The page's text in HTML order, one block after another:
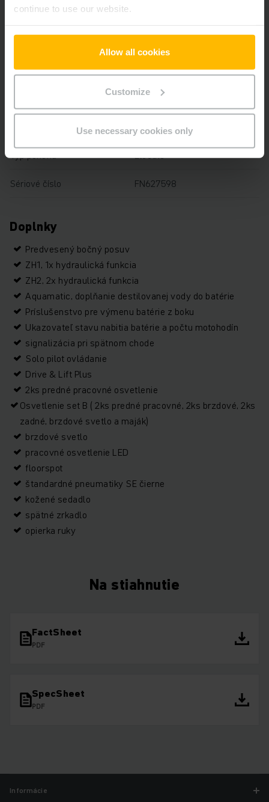
continue to use our website.
Allow all cookies
Customize
Use necessary cookies only
Nosnosť
Výška 2487 mm
1150 mm
triplex voľný zdvih
Typ pohonu Electric
Sériové číslo FN627598
Doplnky
Predvesený bočný posuv
ZH1, 1x hydraulická funkcia
ZH2, 2x hydraulická funkcia
Aquamatic, doplňanie destilovanej vody do batérie
Príslušenstvo pre výmenu batérie z boku
Ukazovateľ stavu nabitia batérie a počtu motohodín
signalizácia pri spätnom chode
Solo pilot ovládanie
Drive & Lift Plus
2ks predné pracovné osvetlenie
Osvetlenie set B ( 2ks predné pracovné, 2ks brzdové, 2ks
zadné, brzdové svetlo a maják)
brzdové svetlo
pracovné osvetlenie LED
floorspot
štandardné pneumatiky SE čierne
kožené sedadlo
spätné zrkadlo
opierka ruky
Na stiahnutie
FactSheet
PDF
SpecSheet
PDF
Informácie